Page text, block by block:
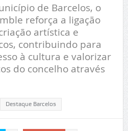
de Barcelos, o
reforça a ligação
artística e
contribuindo para
à cultura e valorizar
do concelho através
Destaque Barcelos